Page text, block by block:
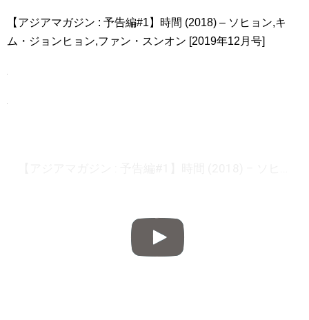
【アジアマガジン : 予告編#1】時間 (2018) – ソヒョン,キ
ム・ジョンヒョン,ファン・スンオン [2019年12月号]